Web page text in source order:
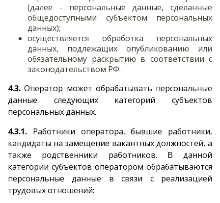
(далее - персональные данные, сделанные
общедоступными субъектом персональных
данных);
осуществляется обработка персональных
данных, подлежащих опубликованию или
обязательному раскрытию в соответствии с
законодательством РФ.
4.3.Оператор может обрабатывать персональные
данные следующих категорий субъектов
персональных данных.
4.3.1. Работники оператора, бывшие работники,
кандидаты на замещение вакантных должностей, а
также родственники работников. В данной
категории субъектов оператором обрабатываются
персональные данные в связи с реализацией
трудовых отношений: